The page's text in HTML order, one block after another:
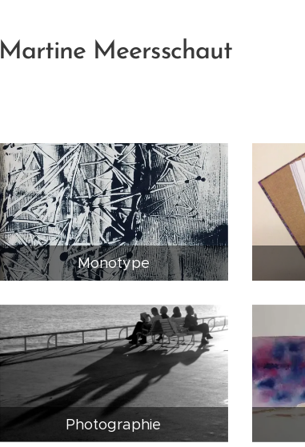
Martine Meersschaut
Monotype
Photographie